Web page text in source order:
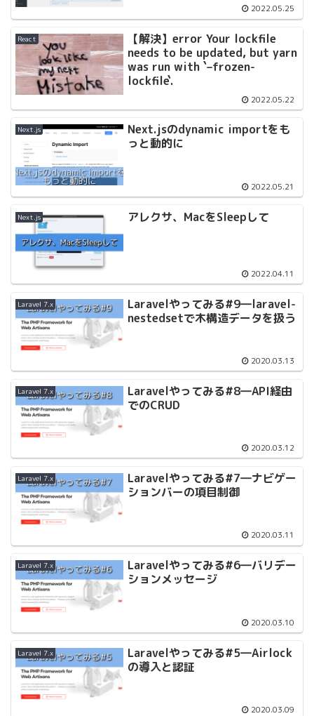
2022.05.25
React
【解決】error Your lockfile
needs to be updated, but yarn
was run with `–frozen-
lockfile`.
2022.05.22
Next.js
Next.jsのdynamic importをも
っと動的に
2022.05.21
Next.js アレクサ、MacをSleepして
2022.04.11
Laravel 7.x
Laravelやってみる#9―laravel-
nestedsetで木構造データを扱う
2020.03.13
Laravel 7.x
Laravelやってみる#8―API経由
でのCRUD
2020.03.12
Laravel 7.x
Laravelやってみる#7―ナビゲー
ションバーの項目制御
2020.03.11
Laravel 7.x
Laravelやってみる#6―バリデー
ションメッセージ
2020.03.10
Laravel 7.x
Laravelやってみる#5―Airlock
の導入と認証
2020.03.09